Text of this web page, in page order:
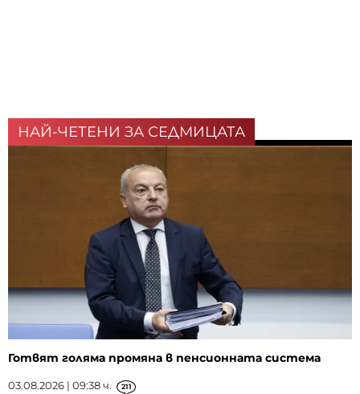
НАЙ-ЧЕТЕНИ ЗА СЕДМИЦАТА
Готвят голяма промяна в пенсионната система
03.08.2026 | 09:38 ч. 211